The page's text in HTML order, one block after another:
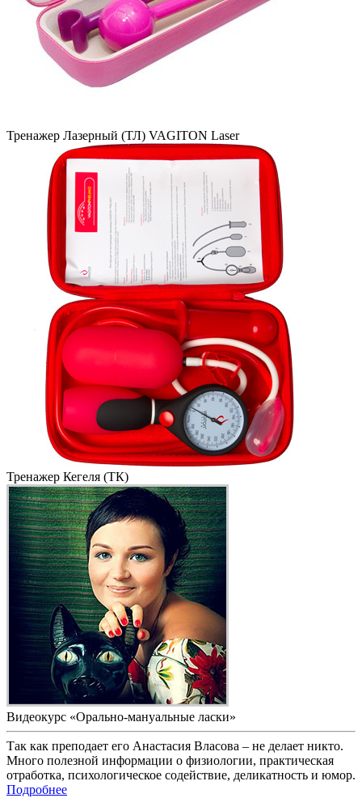
Тренажер Лазерный (ТЛ) VAGITON Laser
Тренажер Кегеля (ТК)
Видеокурс «Орально-мануальные ласки»
Так как преподает его Анастасия Власова – не делает никто.
Много полезной информации о физиологии, практическая
отработка, психологическое содействие, деликатность и юмор.
Подробнее